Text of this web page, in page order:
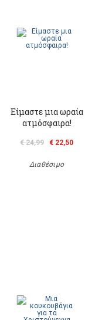
Είμαστε μια ωραία
ατμόσφαιρα!
€ 24,99 € 22,50
Διαθέσιμο